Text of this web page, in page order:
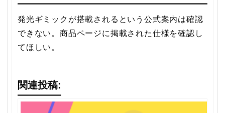
発光ギミックが搭載されるという公式案内は確認
できない。商品ページに掲載された仕様を確認し
てほしい。
関連投稿: